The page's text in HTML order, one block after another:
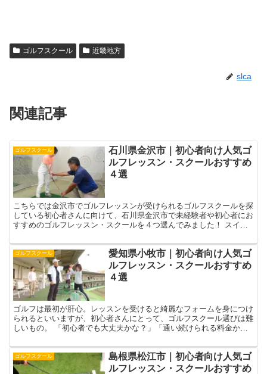
ゴルフスクール 近畿地方
slca
関連記事
ゴルフスクール
石川県金沢市｜初心者向け人気ゴ
ルフレッスン・スクールおすすめ
４選
こちらでは金沢市でゴルフレッスンが受けられるゴルフスクールを探
している初心者さんに向けて、石川県金沢市で未経験者や初心者にお
すすめのゴルフレッスン・スクールを４つ選んでみました！ スイン
ゴルフスクール
愛知県小牧市｜初心者向け人気ゴ
ルフレッスン・スクールおすすめ
４選
ゴルフは最初が肝心。レッスンを受けると綺麗なフォームを身につけ
られるといいますが、初心者さんにとって、ゴルフスクール選びは難
しいもの。 「初心者でも大丈夫かな？」「通い続けられる料金か
ゴルフスクール
島根県松江市｜初心者向け人気ゴ
ルフレッスン・スクールおすすめ